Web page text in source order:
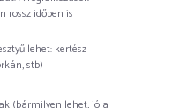
rossz időben is
lehet: kertész
stb)